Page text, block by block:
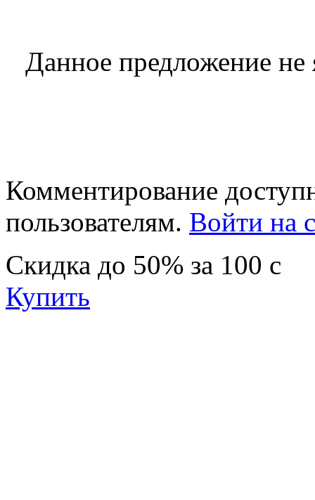
Данное предложение
Комментирование
пользователям. Войти на
Скидка до 50% за 100 c
Купить